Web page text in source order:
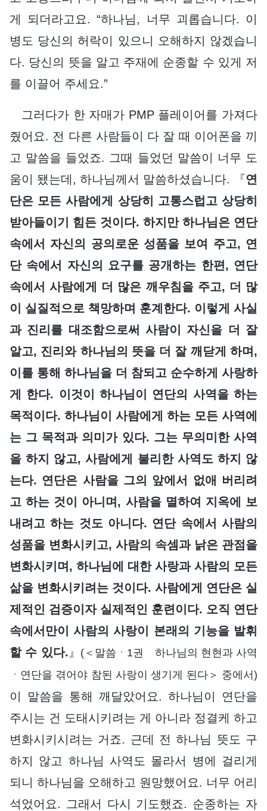
게 되더라고요. “하나님, 너무 괴롭습니다. 이
병도 당신의 허락이 있으니 오해하지 않겠습니
다. 당신의 뜻을 알고 주재에 순종할 수 있게 저
를 이끌어 주세요.”
그러다가 한 자매가 PMP 플레이어를 가져다
줬어요. 전 다른 사람들이 다 잘 때 이어폰을 끼
고 말씀을 들었죠. 그때 들었던 말씀이 너무 도
움이 됐는데, 하나님께서 말씀하셨습니다. 『연
단은 모든 사람에게 상당히 고통스럽고 상당히
받아들이기 힘든 것이다. 하지만 하나님은 연단
속에서 자신의 공의로운 성품을 보여 주고, 연
단 속에서 자신의 요구를 공개하는 한편, 연단
속에서 사람에게 더 많은 깨우침을 주고, 더 많
이 실질적으로 책망하며 훈계한다. 이렇게 사실
과 진리를 대조함으로써 사람이 자신을 더 잘
알고, 진리와 하나님의 뜻을 더 잘 깨닫게 하며,
이를 통해 하나님을 더 참되고 순수하게 사랑하
게 한다. 이것이 하나님이 연단의 사역을 하는
목적이다. 하나님이 사람에게 하는 모든 사역에
는 그 목적과 의미가 있다. 그는 무의미한 사역
을 하지 않고, 사람에게 불리한 사역도 하지 않
는다. 연단은 사람을 그의 앞에서 없애 버리려
고 하는 것이 아니며, 사람을 멸하여 지옥에 보
내려고 하는 것도 아니다. 연단 속에서 사람의
성품을 변화시키고, 사람의 속셈과 낡은 관점을
변화시키며, 하나님에 대한 사랑과 사람의 모든
삶을 변화시키려는 것이다. 사람에게 연단은 실
제적인 검증이자 실제적인 훈련이다. 오직 연단
속에서만이 사람의 사랑이 본래의 기능을 발휘
할 수 있다. 』 (＜말씀ㆍ1권 하나님의 현현과 사역
ㆍ연단을 겪어야 참된 사랑이 생기게 된다＞ 중에서)
이 말씀을 통해 깨달았어요. 하나님이 연단을
주시는 건 도태시키려는 게 아니라 정결케 하고
변화시키시려는 거죠. 근데 전 하나님 뜻도 구
하지 않고 하나님 사역도 몰라서 병에 걸리게
되니 하나님을 오해하고 원망했어요. 너무 어리
석었어요. 그래서 다시 기도했죠. 순종하는 자